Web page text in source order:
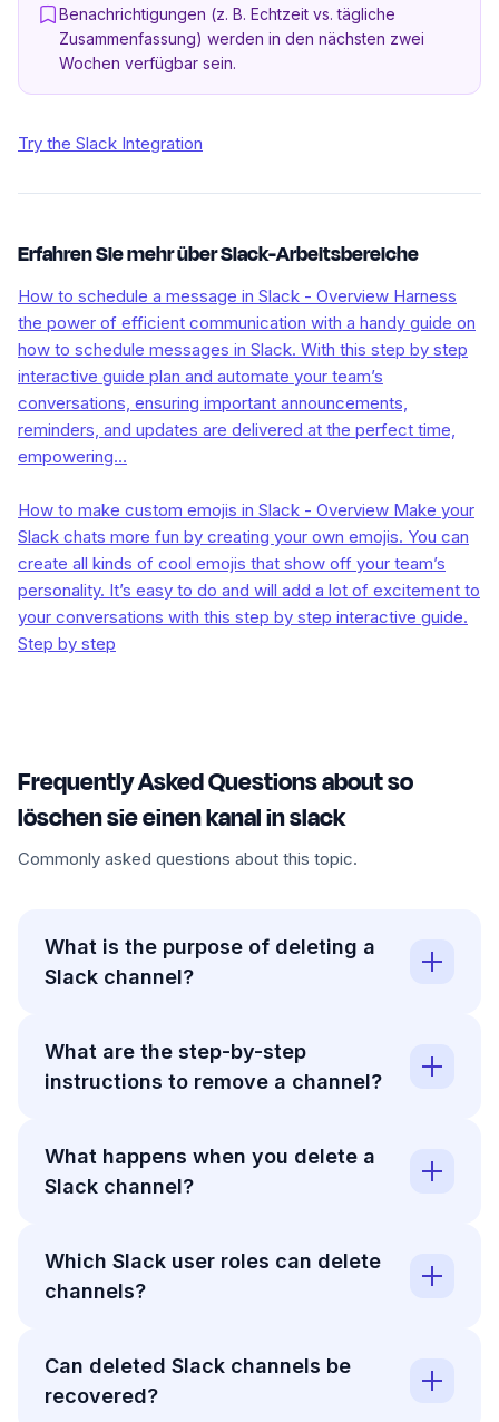
Benachrichtigungen (z. B. Echtzeit vs. tägliche
Zusammenfassung) werden in den nächsten zwei
Wochen verfügbar sein.
Try the Slack Integration
Erfahren Sie mehr über Slack-Arbeitsbereiche
How to schedule a message in Slack - Overview Harness
the power of efficient communication with a handy guide on
how to schedule messages in Slack. With this step by step
interactive guide plan and automate your team’s
conversations, ensuring important announcements,
reminders, and updates are delivered at the perfect time,
empowering…
How to make custom emojis in Slack - Overview Make your
Slack chats more fun by creating your own emojis. You can
create all kinds of cool emojis that show off your team’s
personality. It’s easy to do and will add a lot of excitement to
your conversations with this step by step interactive guide.
Step by step
Frequently Asked Questions about so
löschen sie einen kanal in slack
Commonly asked questions about this topic.
What is the purpose of deleting a
Slack channel?
What are the step-by-step
instructions to remove a channel?
What happens when you delete a
Slack channel?
Which Slack user roles can delete
channels?
Can deleted Slack channels be
recovered?